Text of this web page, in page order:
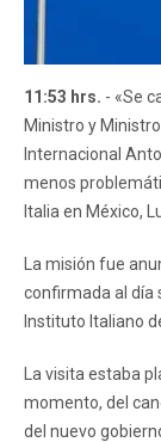
11:53 hrs. - «Se
Ministro y
Internacional
menos
Italia en México,
La misión fue
confirmada al día
Instituto Italiano
La visita estaba
momento, del
del nuevo